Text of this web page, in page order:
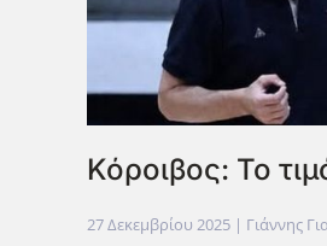
Κόροιβος: Το
27 Δεκεμβρίου 2025 | Γιάννης